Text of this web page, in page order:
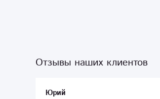
Отзывы наших клиентов
Юрий